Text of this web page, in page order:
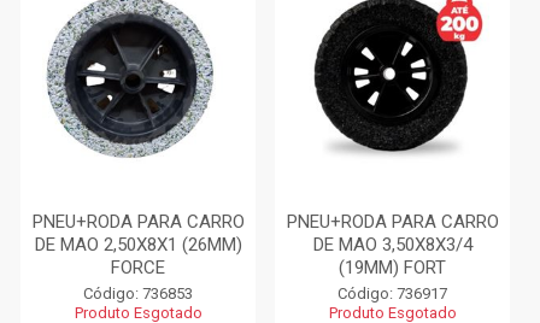
PNEU+RODA PARA CARRO
DE MAO 2,50X8X1 (26MM)
FORCE
Código: 736853
Produto Esgotado
PNEU+RODA PARA CARRO
DE MAO 3,50X8X3/4
(19MM) FORT
Código: 736917
Produto Esgotado